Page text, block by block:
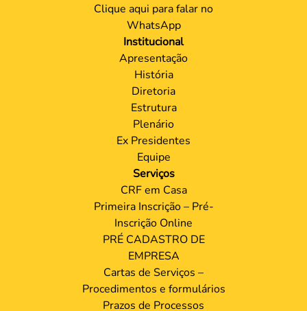
Clique aqui para falar no
WhatsApp
Institucional
Apresentação
História
Diretoria
Estrutura
Plenário
Ex Presidentes
Equipe
Serviços
CRF em Casa
Primeira Inscrição – Pré-
Inscrição Online
PRÉ CADASTRO DE
EMPRESA
Cartas de Serviços –
Procedimentos e formulários
Prazos de Processos